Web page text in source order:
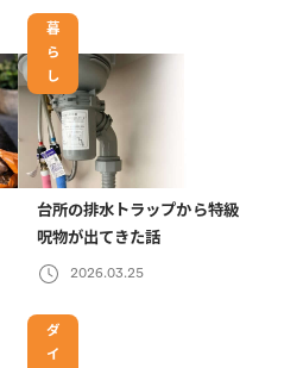
暮
ら
し
台所の排水トラップから特級
呪物が出てきた話
2026.03.25
ダ
イ